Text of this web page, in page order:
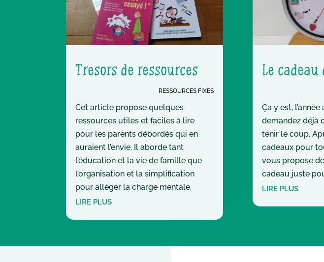
Trésors de ressources
RESSOURCES FIXES
Cet article propose quelques
ressources utiles et faciles à lire
pour les parents débordés qui en
auraient l’envie. Il aborde tant
l’éducation et la vie de famille que
l’organisation et la simplification
pour alléger la charge mentale.
LIRE PLUS
Le
Ça y est,
demandez déjà
tenir le coup.
cadeaux pour
vous propose
cadeau juste
LIRE PLUS